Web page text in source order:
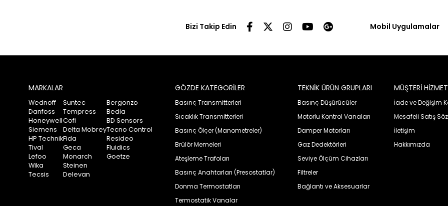
Bizi Takip Edin Mobil Uygulamalar
MARKALAR
Wednoff
Danfoss
Honeywell
Siemens
HP Technik
Tival
Lefoo
Wika
Tecsis
Suntec
Tempress
Cofi
Delta Mobrey
Fida
Geca
Monarch
Steinen
Delevan
Bergonzo
Bedia
BD Sensors
Tecno Control
Resideo
Fluidics
Goetze
GÖZDE KATEGORİLER
Basınç Transmitterleri
Sıcaklık Transmitterleri
Basınç Ölçer (Manometreler)
Brülör Memeleri
Ateşleme Trafoları
Basınç Anahtarları (Presostatlar)
Donma Termostatları
Termostatik Vanalar
TEKNİK ÜRÜN GRUPLARI
Basınç Düşürücüler
Motorlu Kontrol Vanaları
Damper Motorları
Gaz Dedektörleri
Seviye Ölçüm Cihazları
Filtreler
Bağlantı ve Aksesuarlar
MÜŞTERİ
İade ve Değişim
Mesafeli Satış
İletişim
Hakkımızda